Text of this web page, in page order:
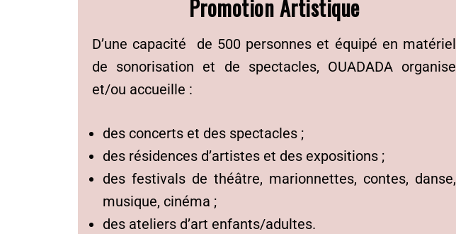
Promotion Artistique
D’une capacité de 500 personnes et équipé en matériel
de sonorisation et de spectacles, OUADADA organise
et/ou accueille :
des concerts et des spectacles ;
des résidences d’artistes et des expositions ;
des festivals de théâtre, marionnettes, contes, danse,
musique, cinéma ;
des ateliers d’art enfants/adultes.